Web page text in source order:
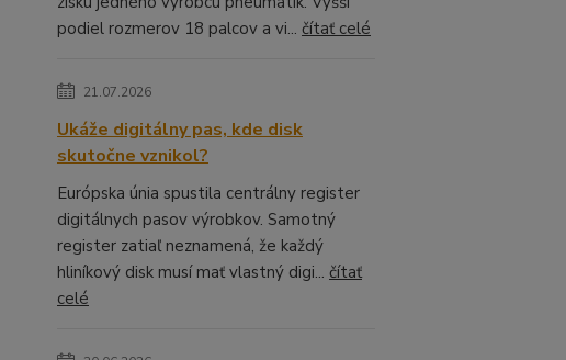
podiel rozmerov 18 palcov a vi... čítať celé
21.07.2026
Ukáže digitálny pas, kde disk
skutočne vznikol?
Európska únia spustila centrálny register
digitálnych pasov výrobkov. Samotný
register zatiaľ neznamená, že každý
hliníkový disk musí mať vlastný digi... čítať
celé